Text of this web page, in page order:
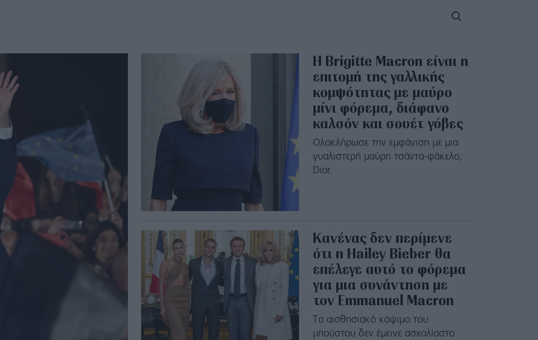
H Brigitte Macron είναι η
επιτομή της γαλλικής
κομψότητας με μαύρο
μίνι φόρεμα, διάφανο
καλσόν και σουέτ γόβες
Ολοκλήρωσε την εμφάνιση με μια
γυαλιστερή μαύρη τσάντα-φάκελο,
Dior.
Κανένας δεν περίμενε
ότι η Hailey Bieber θα
επέλεγε αυτό το φόρεμα
για μια συνάντηση με
τον Emmanuel Macron
Το αισθησιακό κόψιμο του
μπούστου δεν έμεινε ασχολίαστο.